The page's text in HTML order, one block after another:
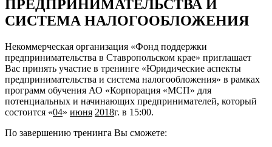
ПРЕДПРИНИМАТЕЛЬСТВА И
СИСТЕМА НАЛОГООБЛОЖЕНИЯ
Некоммерческая организация «Фонд поддержки
предпринимательства в Ставропольском крае» приглашает
Вас принять участие в тренинге «Юридические аспекты
предпринимательства и система налогообложения» в рамках
программ обучения АО «Корпорация «МСП» для
потенциальных и начинающих предпринимателей, который
состоится «04» июня 2018г. в 15:00.
По завершению тренинга Вы сможете: